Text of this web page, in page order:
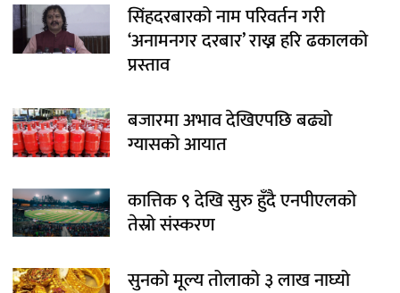
सिंहदरबारको नाम परिवर्तन गरी
‘अनामनगर दरबार’ राख्न हरि ढकालको
प्रस्ताव
बजारमा अभाव देखिएपछि बढ्यो
ग्यासको आयात
कात्तिक ९ देखि सुरु हुँदै एनपीएलको
तेस्रो संस्करण
सुनको मूल्य तोलाको ३ लाख नाघ्यो